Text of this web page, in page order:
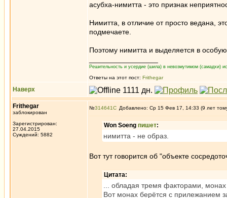
асубха-нимитта - это признак
Нимитта, в отличие от просто ведана,
подмечаете.
Поэтому нимитта и выделяется в
Решительность и усердие (шила) в невозмутимом (самадхи)
Ответы на этот пост: Frithegar
Наверх
Frithegar
заблокирован
Зарегистрирован:
27.04.2015
Суждений: 5882
№314641 Добавлено: Ср 15 Фев 17, 14:33 (9 лет
Won Soeng пишет:
нимитта - не образ.
Вот тут говорится об "объекте
Цитата:
... обладая тремя факторами,
Вот монах берётся с прилежанием